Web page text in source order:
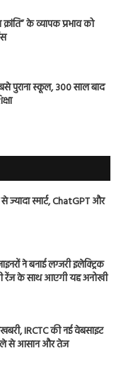
के व्यापक प्रभाव को
पुराना स्कूल, 300 साल बाद
ज्यादा स्मार्ट, ChatGPT और
ने बनाई लग्जरी इलेक्ट्रिक
रेंज के साथ आएगी यह अनोखी
IRCTC की नई वेबसाइट
से आसान और तेज